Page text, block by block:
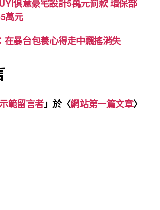
俱意豪宅設計5萬元罰款 環保部
萬元
在暴台包養心得走中飄搖消失
範留言者」於〈網站第一篇文章〉